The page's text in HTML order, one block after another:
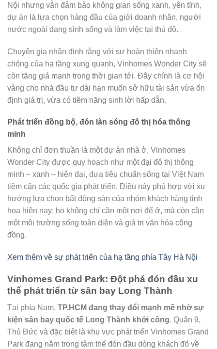
Nội nhưng vẫn đảm bảo không gian sống xanh, yên tĩnh,
dự án là lựa chọn hàng đầu của giới doanh nhân, người
nước ngoài đang sinh sống và làm việc tại thủ đô.
Chuyên gia nhận định rằng với sự hoàn thiện nhanh
chóng của hạ tầng xung quanh, Vinhomes Wonder City sẽ
còn tăng giá mạnh trong thời gian tới. Đây chính là cơ hội
vàng cho nhà đầu tư dài hạn muốn sở hữu tài sản vừa ổn
định giá trị, vừa có tiềm năng sinh lời hấp dẫn.
Phát triển đồng bộ, đón làn sóng đô thị hóa thông
minh
Không chỉ đơn thuần là một dự án nhà ở, Vinhomes
Wonder City được quy hoạch như một đại đô thị thông
minh – xanh – hiện đại, đưa tiêu chuẩn sống tại Việt Nam
tiệm cận các quốc gia phát triển. Điều này phù hợp với xu
hướng lựa chọn bất động sản của nhóm khách hàng tinh
hoa hiện nay: họ không chỉ cần một nơi để ở, mà còn cần
một môi trường sống toàn diện và giá trị văn hóa cộng
đồng.
Xem thêm về sự phát triển của hạ tầng phía Tây Hà Nội
Vinhomes Grand Park: Đột phá đón đầu xu
thế phát triển từ sân bay Long Thành
Tại phía Nam, TP.HCM đang thay đổi mạnh mẽ nhờ sự
kiện sân bay quốc tế Long Thành khởi công. Quận 9,
Thủ Đức và đặc biệt là khu vực phát triển Vinhomes Grand
Park đang nằm trong tâm thế đón đầu dòng khách đổ về